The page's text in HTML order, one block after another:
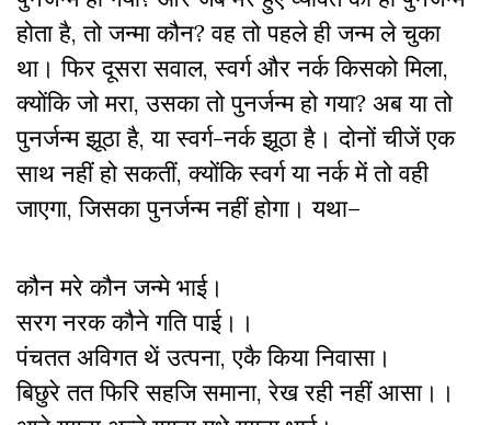
होता है, तो जन्मा कौन? वह तो पहले ही जन्म ले चुका
था। फिर दूसरा सवाल, स्वर्ग और नर्क किसको मिला,
क्योंकि जो मरा, उसका तो पुनर्जन्म हो गया? अब या तो
पुनर्जन्म झूठा है, या स्वर्ग-नर्क झूठा है। दोनों चीजें एक
साथ नहीं हो सकतीं, क्योंकि स्वर्ग या नर्क में तो वही
जाएगा, जिसका पुनर्जन्म नहीं होगा। यथा–
कौन मरे कौन जन्मे भाई।
सरग नरक कौने गति पाई।।
पंचतत अविगत थें उत्पना, एकै किया निवासा।
बिछुरे तत फिरि सहजि समाना, रेख रही नहीं आसा।।